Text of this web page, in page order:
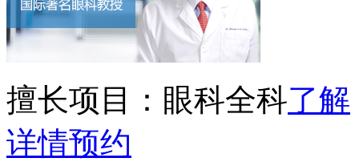
擅长项目： 眼科全科了解
详情预约